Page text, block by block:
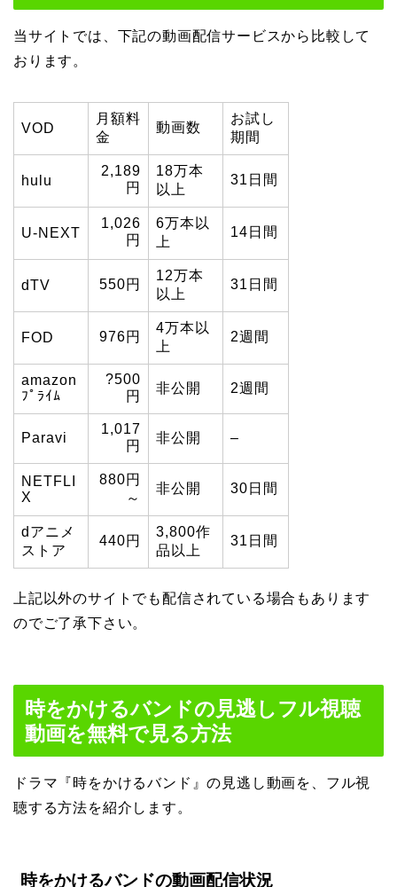
当サイトでは、下記の動画配信サービスから比較して
おります。
VOD
月額料
金
動画数
お試し
期間
hulu
2,189
円
18万本
以上
31日間
U-NEXT
1,026
円
6万本以
上
14日間
dTV 550円
12万本
以上
31日間
FOD 976円
4万本以
上
2週間
amazon
ﾌﾟﾗｲﾑ
?500
円
非公開 2週間
Paravi
1,017
円
非公開 –
NETFLI
X
880円
～
非公開 30日間
dアニメ
ストア
440円
3,800作
品以上
31日間
上記以外のサイトでも配信されている場合もあります
のでご了承下さい。
時をかけるバンドの見逃しフル視聴
動画を無料で見る方法
ドラマ『時をかけるバンド』の見逃し動画を、フル視
聴する方法を紹介します。
時をかけるバンドの動画配信状況